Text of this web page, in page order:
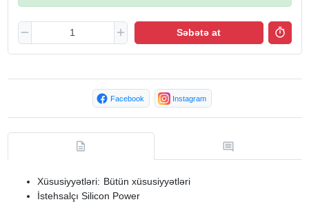
Səbətə at
Facebook Instagram
Xüsusiyyətləri: Bütün xüsusiyyətləri
İstehsalçı Silicon Power